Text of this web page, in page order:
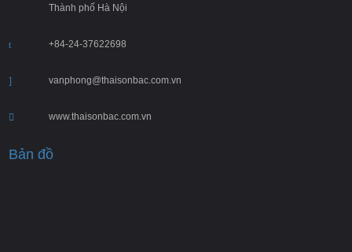
Thành phố Hà Nội
+84-24­-37622698
vanphong@thaisonbac.com.vn
www.thaisonbac.com.vn
Bản đồ